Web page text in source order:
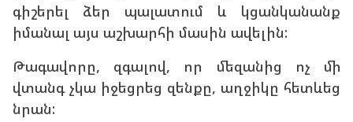
գիշերել ձեր պալատում և կցանկանանք
իմանալ այս աշխարհի մասին ավելին:
Թագավորը, զգալով, որ մեզանից ոչ մի
վտանգ չկա իջեցրեց զենքը, աղջիկը հետևեց
նրան: